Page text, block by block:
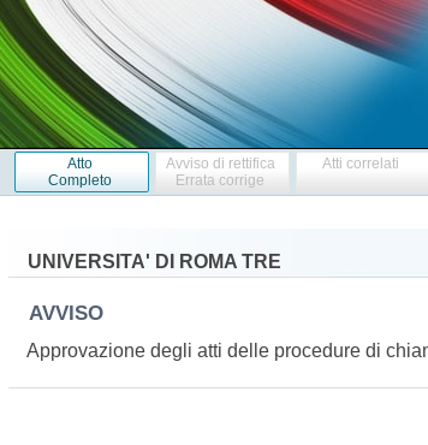
Atto
Completo
Avviso di rettifica
Errata corrige
Atti correlati
UNIVERSITA' DI ROMA TRE
AVVISO
Approvazione degli atti delle procedure di